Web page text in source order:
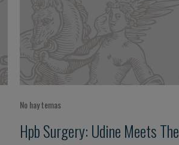
No hay temas
Hpb Surgery: Udine Meets The